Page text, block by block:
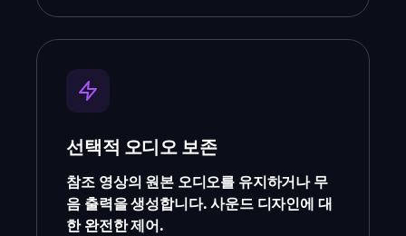
선택적 오디오 보존
참조 영상의 원본 오디오를 유지하거나 무
음 출력을 생성합니다. 사운드 디자인에 대
한 완전한 제어.